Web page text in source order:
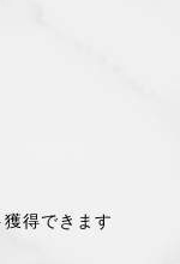
獲得できます